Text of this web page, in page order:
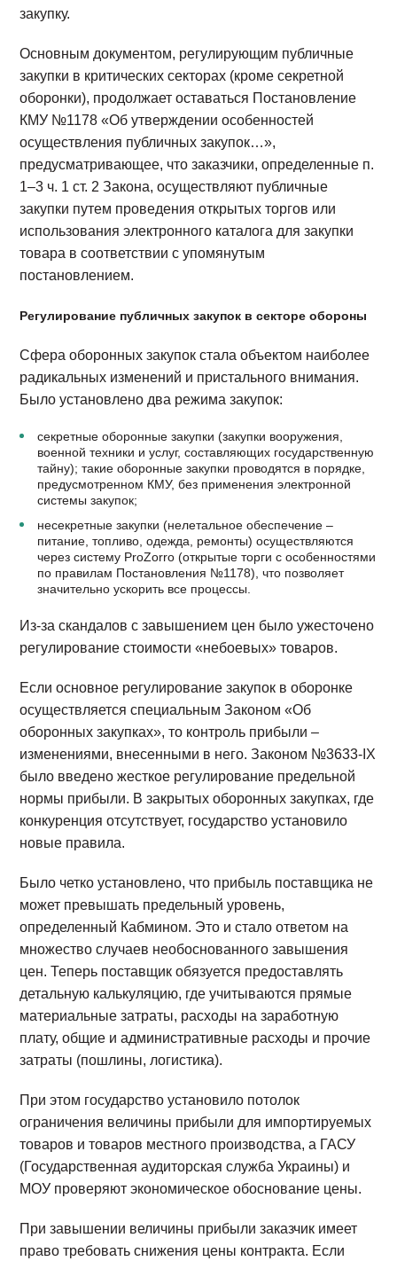
закупку.
Основным документом, регулирующим публичные
закупки в критических секторах (кроме секретной
оборонки), продолжает оставаться Постановление
КМУ №1178 «Об утверждении особенностей
осуществления публичных закупок…»,
предусматривающее, что заказчики, определенные п.
1–3 ч. 1 ст. 2 Закона, осуществляют публичные
закупки путем проведения открытых торгов или
использования электронного каталога для закупки
товара в соответствии с упомянутым
постановлением.
Регулирование публичных закупок в секторе обороны
Сфера оборонных закупок стала объектом наиболее
радикальных изменений и пристального внимания.
Было установлено два режима закупок:
секретные оборонные закупки (закупки вооружения,
военной техники и услуг, составляющих государственную
тайну); такие оборонные закупки проводятся в порядке,
предусмотренном КМУ, без применения электронной
системы закупок;
несекретные закупки (нелетальное обеспечение –
питание, топливо, одежда, ремонты) осуществляются
через систему ProZorro (открытые торги с особенностями
по правилам Постановления №1178), что позволяет
значительно ускорить все процессы.
Из-за скандалов с завышением цен было ужесточено
регулирование стоимости «небоевых» товаров.
Если основное регулирование закупок в оборонке
осуществляется специальным Законом «Об
оборонных закупках», то контроль прибыли –
изменениями, внесенными в него. Законом №3633-IX
было введено жесткое регулирование предельной
нормы прибыли. В закрытых оборонных закупках, где
конкуренция отсутствует, государство установило
новые правила.
Было четко установлено, что прибыль поставщика не
может превышать предельный уровень,
определенный Кабмином. Это и стало ответом на
множество случаев необоснованного завышения
цен. Теперь поставщик обязуется предоставлять
детальную калькуляцию, где учитываются прямые
материальные затраты, расходы на заработную
плату, общие и административные расходы и прочие
затраты (пошлины, логистика).
При этом государство установило потолок
ограничения величины прибыли для импортируемых
товаров и товаров местного производства, а ГАСУ
(Государственная аудиторская служба Украины) и
МОУ проверяют экономическое обоснование цены.
При завышении величины прибыли заказчик имеет
право требовать снижения цены контракта. Если